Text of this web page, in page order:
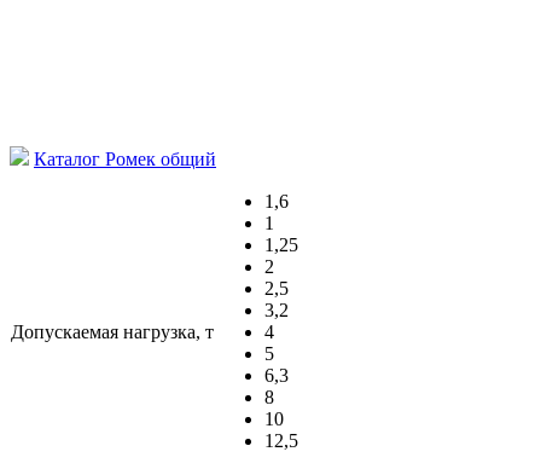
Каталог Ромек общий
Допускаемая нагрузка, т
1,6
1
1,25
2
2,5
3,2
4
5
6,3
8
10
12,5